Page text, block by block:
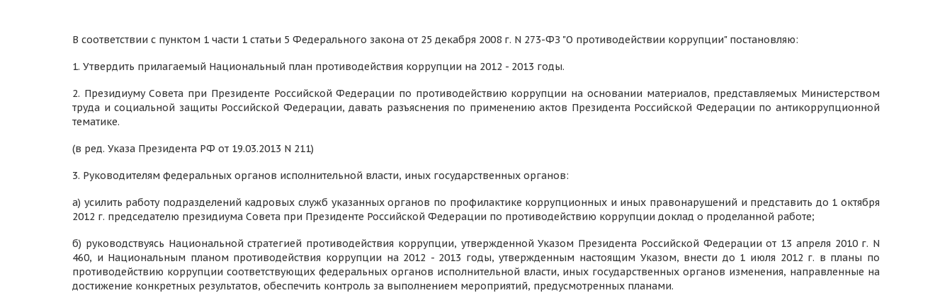
В соответствии с пунктом 1 части 1 статьи 5 Федерального закона от 25 декабря 2008 г. N 273-ФЗ "О противодействии коррупции" постановляю:
1. Утвердить прилагаемый Национальный план противодействия коррупции на 2012 - 2013 годы.
2. Президиуму Совета при Президенте Российской Федерации по противодействию коррупции на основании материалов, представляемых Министерством
труда и социальной защиты Российской Федерации, давать разъяснения по применению актов Президента Российской Федерации по антикоррупционной
тематике.
(в ред. Указа Президента РФ от 19.03.2013 N 211)
3. Руководителям федеральных органов исполнительной власти, иных государственных органов:
а) усилить работу подразделений кадровых служб указанных органов по профилактике коррупционных и иных правонарушений и представить до 1 октября
2012 г. председателю президиума Совета при Президенте Российской Федерации по противодействию коррупции доклад о проделанной работе;
б) руководствуясь Национальной стратегией противодействия коррупции, утвержденной Указом Президента Российской Федерации от 13 апреля 2010 г. N
460, и Национальным планом противодействия коррупции на 2012 - 2013 годы, утвержденным настоящим Указом, внести до 1 июля 2012 г. в планы по
противодействию коррупции соответствующих федеральных органов исполнительной власти, иных государственных органов изменения, направленные на
достижение конкретных результатов, обеспечить контроль за выполнением мероприятий, предусмотренных планами.